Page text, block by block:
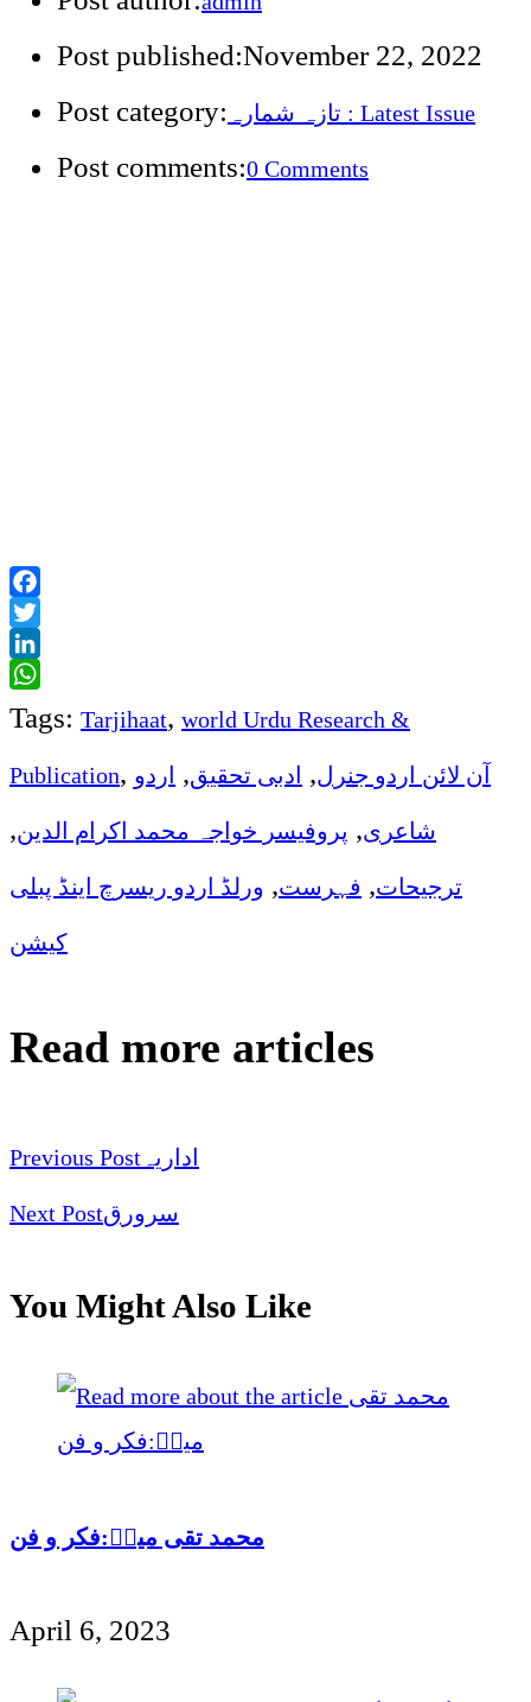
Post published:November 22, 2022
Post category:
تازہ شمارہ : Latest Issue
Post comments:0 Comments
Facebook
Twitter
LinkedIn
WhatsApp
Tags: Tarjihaat, world Urdu Research &
Publication, آن لائن اردو جنرل, ادبی تحقیق, اردو
شاعری, پروفیسر خواجہ محمد اکرام الدین,
ترجیحات, فہرست, ورلڈ اردو ریسرچ اینڈ پبلی
کیشن
Read more articles
Previous Post اداریہ
Next Postسرورق
You Might Also Like
محمد تقی میرؔ:فکر و فن
April 6, 2023